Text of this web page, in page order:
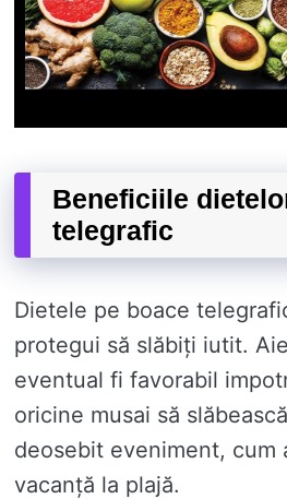
Beneficiile
telegrafic
Dietele pe boace
protegui să slăbiți iutit.
eventual fi favorabil
oricine musai să
deosebit eveniment, cum
vacanță la plajă.